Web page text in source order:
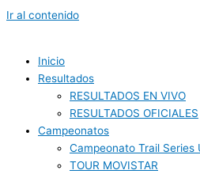
Ir al contenido
Inicio
Resultados
RESULTADOS EN VIVO
RESULTADOS OFICIALES
Campeonatos
Campeonato Trail
TOUR MOVISTAR